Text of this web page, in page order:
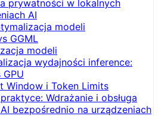
prywatności w lokalnych
AI
modeli
GGML
modeli
wydajności inference:
GPU
Window i Token Limits
Wdrażanie i obsługa
bezpośrednio na urządzeniach